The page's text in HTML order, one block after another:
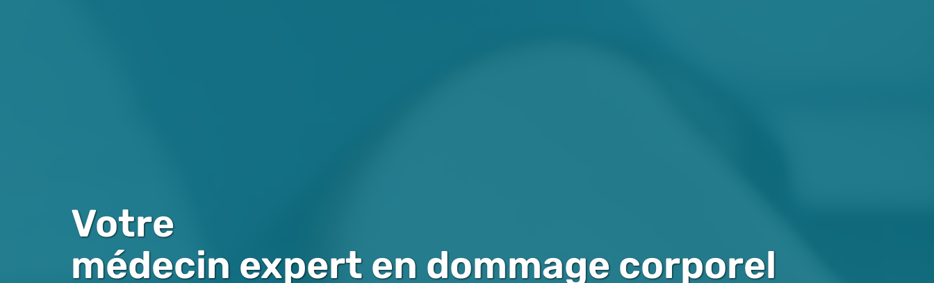
Votre
médecin expert en dommage corporel